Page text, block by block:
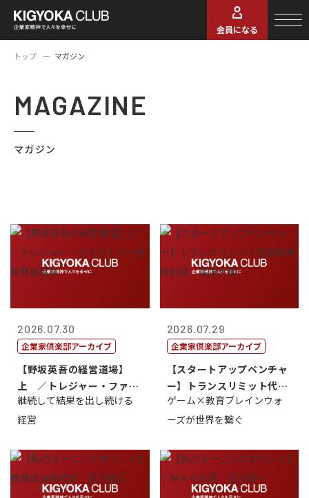
会員になる
トップ マガジン
MAGAZINE
マガジン
2026.07.30
企業家倶楽部アーカイブ
【野坂英吾の経営道場】
上 ／トレジャー・ファク
トリー社長野坂...
継続して結果を出し続ける
経営
2026.07.29
企業家倶楽部アーカイブ
【スタートアップベンチャ
ー】トランスリミット代表
取締役社長 ...
ゲーム×教育ブレインウォ
ーズが世界を繋ぐ